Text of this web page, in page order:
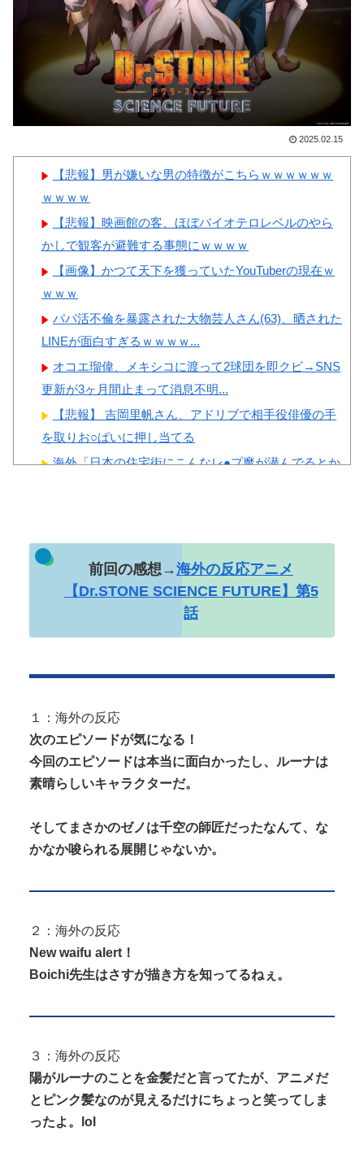
Powered by livedoor 相互RSS
韓国人「日本のサッカー協会
も性接待やってるんじゃないで
すか？」
Powered by livedoor 相互RSS
2025.02.15
【悲報】男が嫌いな男の特徴がこちらｗｗｗｗｗｗ
ｗｗｗｗ
【悲報】映画館の客、ほぼバイオテロレベルのやら
かしで観客が避難する事態にｗｗｗｗ
【画像】かつて天下を獲っていたYouTuberの現在ｗ
ｗｗｗ
パパ活不倫を暴露された大物芸人さん(63)、晒された
LINEが面白すぎるｗｗｗｗ...
オコエ瑠偉、メキシコに渡って2球団を即クビ→SNS
更新が3ヶ月間止まって消息不明...
【悲報】 吉岡里帆さん、アドリブで相手役俳優の手
を取りお○ぱいに押し当てる
海外「日本の住宅街にこんなレ●プ魔が潜んでるとか
おねショタ？エ□ガキに孕まされる両儀式♥️????
♥️????♥️
【神乳】 脱いだら凄いボーイッシュ女子、ボーイッ
Powered by livedoor 相互RSS
前回の感想→海外の反応アニメ
【Dr.STONE SCIENCE FUTURE】第5
話
１：海外の反応
次のエピソードが気になる！
今回のエピソードは本当に面白かったし、ルーナは
素晴らしいキャラクターだ。
そしてまさかのゼノは千空の師匠だったなんて、な
かなか唆られる展開じゃないか。
２：海外の反応
New waifu alert！
Boichi先生はさすが描き方を知ってるねぇ。
３：海外の反応
陽がルーナのことを金髪だと言ってたが、アニメだ
とピンク髪なのが見えるだけにちょっと笑ってしま
ったよ。lol